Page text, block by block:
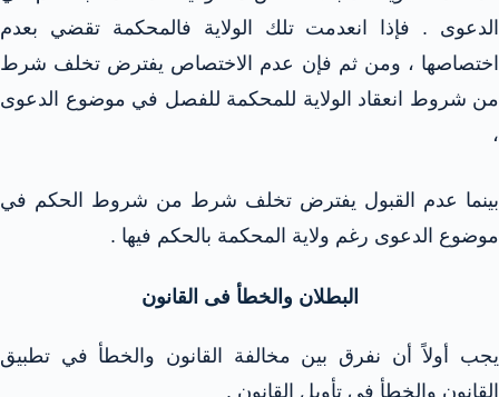
الدعوى . فإذا انعدمت تلك الولاية فالمحكمة تقضي بعدم
اختصاصها ، ومن ثم فإن عدم الاختصاص يفترض تخلف شرط
من شروط انعقاد الولاية للمحكمة للفصل في موضوع الدعوى
،
بينما عدم القبول يفترض تخلف شرط من شروط الحكم في
موضوع الدعوى رغم ولاية المحكمة بالحكم فيها .
البطلان والخطأ فى القانون
يجب أولاً أن نفرق بين مخالفة القانون والخطأ في تطبيق
القانون والخطأ في تأويل القانون .